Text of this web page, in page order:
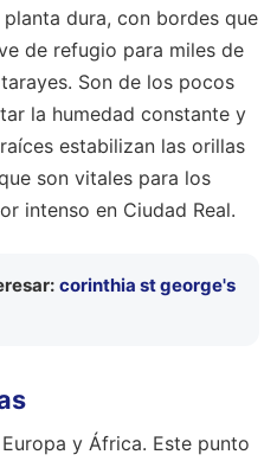
dura, con bordes que
de refugio para miles de
Son de los pocos
la humedad constante y
estabilizan las orillas
son vitales para los
intenso en Ciudad Real.
corinthia st george's
y África. Este punto